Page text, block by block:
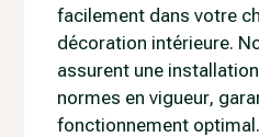
facilement dans votre
décoration intérieure.
assurent une
normes en vigueur,
fonctionnement optimal.